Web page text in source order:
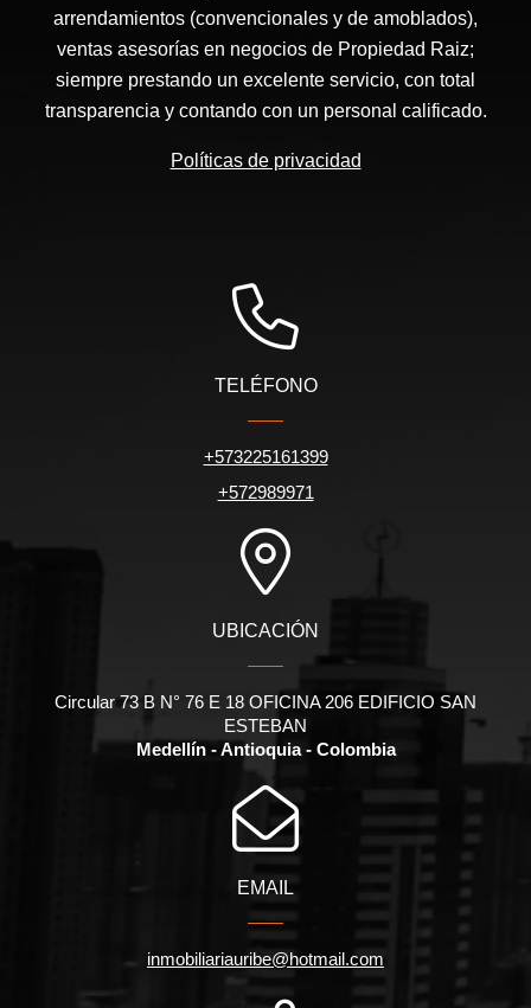
arrendamientos (convencionales y de amoblados),
ventas asesorías en negocios de Propiedad Raiz;
siempre prestando un excelente servicio, con total
transparencia y contando con un personal calificado.
Políticas de privacidad
TELÉFONO
+573225161399
+572989971
UBICACIÓN
Circular 73 B N° 76 E 18 OFICINA 206 EDIFICIO SAN
ESTEBAN
Medellín - Antioquia - Colombia
EMAIL
inmobiliariauribe@hotmail.com